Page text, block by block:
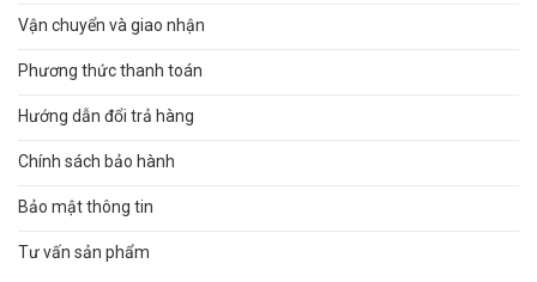
Vận chuyển và giao nhận
Phương thức thanh toán
Hướng dẫn đổi trả hàng
Chính sách bảo hành
Bảo mật thông tin
Tư vấn sản phẩm